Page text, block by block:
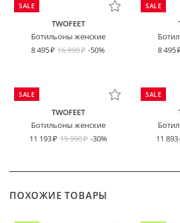
SALE
TWOFEET
Ботильоны женские
8 495
16 990 -50%
SALE
8 495
SALE
TWOFEET
Ботильоны женские
11 193
15 990 -30%
SALE
11 893
ПОХОЖИЕ ТОВАРЫ